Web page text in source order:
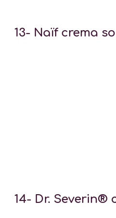
13- Naïf crema
14- Dr. Severin®